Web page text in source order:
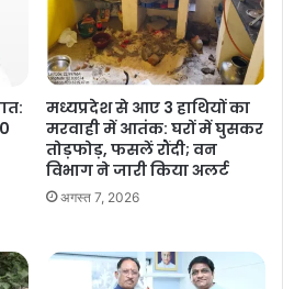
Tiwari
मध्यप्रदेश से आए 3 हाथियों का
मरवाही में आतंक: घरों में घुसकर
तोड़फोड़, फसलें रौंदी; वन
विभाग ने जारी किया अलर्ट
अगस्त 7, 2026